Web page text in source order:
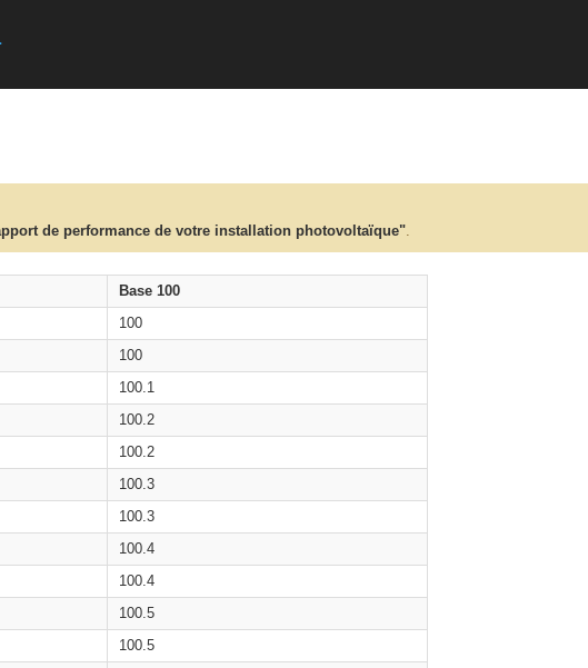
de performance de votre installation photovoltaïque".
Base 100
100
100
100.1
100.2
100.2
100.3
100.3
100.4
100.4
100.5
100.5